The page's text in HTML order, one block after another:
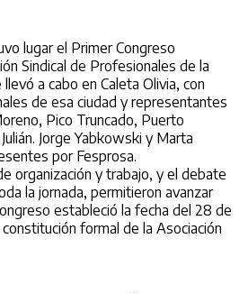
lugar el Primer Congreso
Sindical de Profesionales de la
llevó a cabo en Caleta Olivia, con
de esa ciudad y representantes
Pico Truncado, Puerto
Jorge Yabkowski y Marta
por Fesprosa.
organización y trabajo, y el debate
la jornada, permitieron avanzar
estableció la fecha del 28 de
formal de la Asociación